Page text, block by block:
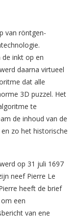
van röntgen-
de inkt op en
daarna virtueel
dat alle
3D puzzel. Het
te
de inhoud van de
zo het historische
op 31 juli 1697
neef Pierre Le
heeft de brief
een
van ene